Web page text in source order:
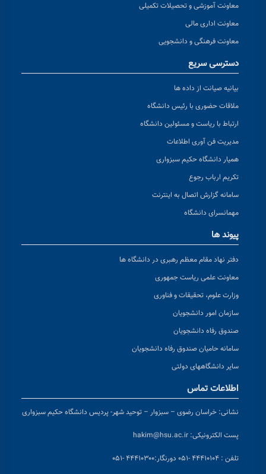
معاونت آموزشی و تحصیلات تکمیلی
معاونت اداری مالی
معاونت فرهنگی و دانشجویی
دسترسی سریع
بیانیه صیانت از داده ها
ملاقات حضوری با رئیس دانشگاه
ارتباط با ریاست و مسئولین دانشگاه
مدیریت فن آوری اطلاعات
همیار دانشگاه حکیم سبزواری
تکریم ارباب رجوع
سامانه گزارش اتصال به اینترنت
مهمانسرای دانشگاه
پیوند ها
دفتر نهاد مقام معظم رهبری در دانشگاه ها
معاونت علمی ریاست جمهوری
وزارت علوم، تحقیقات و فناوری
سازمان امور دانشجویان
صندوق رفاه دانشجویان
سامانه حامیان صندوق رفاه دانشجویان
سایر دانشگاههای دولتی
اطلاعات تماس
نشانی: خراسان رضوی – سبزوار – توحید شهر- پردیس دانشگاه حکیم سبزواری
پست الکترونیکی: hakim@hsu.ac.ir
تلفن : ۴۴۴۱۰۱۰۴ -۰۵۱ دورنگار:۴۴۴۱۰۳۰۰ -۰۵۱